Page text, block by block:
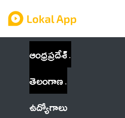
ఆంధ్రప్రదేశ్
తెలంగాణ
ఉద్యోగాలు